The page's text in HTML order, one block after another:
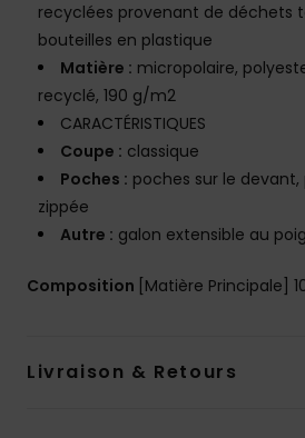
recyclées provenant de déchets
bouteilles en plastique
Matière : micropolaire,
recyclé, 190 g/m2
CARACTÉRISTIQUES
Coupe : classique
Poches : poches sur le
zippée
Autre : galon extensible au
Composition [Matière Principale]
Livraison & Retours